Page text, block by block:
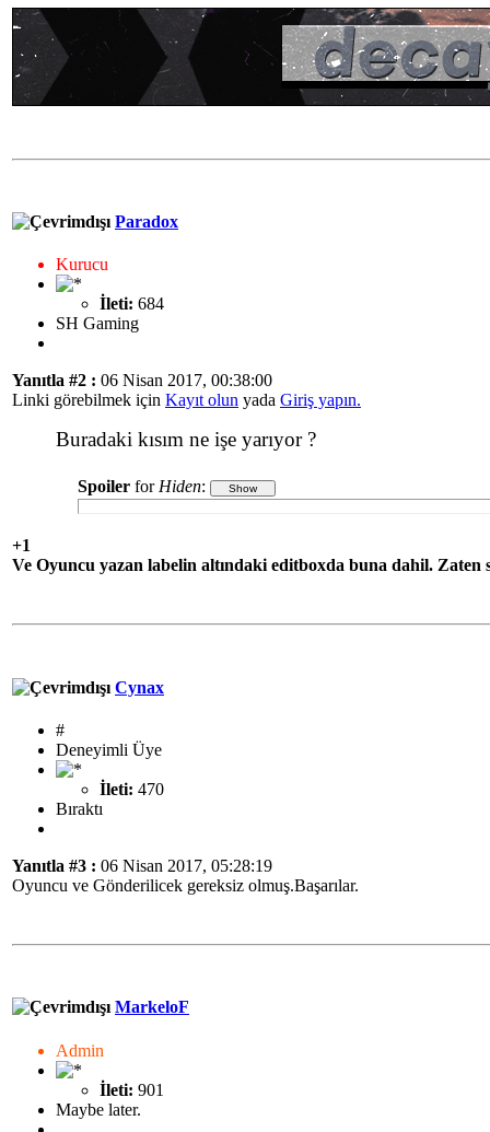
Paradox
Kurucu
İleti: 684
SH Gaming
Yanıtla #2 : 06 Nisan 2017, 00:38:00
Linki görebilmek için Kayıt olun yada Giriş yapın.
Buradaki kısım ne işe yarıyor ?
Spoiler forHiden:
+1
Ve Oyuncu yazan labelin altındaki editboxda buna dahil. Zaten
Cynax
#
Deneyimli Üye
İleti: 470
Bıraktı
Yanıtla #3 : 06 Nisan 2017, 05:28:19
Oyuncu ve Gönderilicek gereksiz olmuş.Başarılar.
MarkeloF
Admin
İleti: 901
Maybe later.